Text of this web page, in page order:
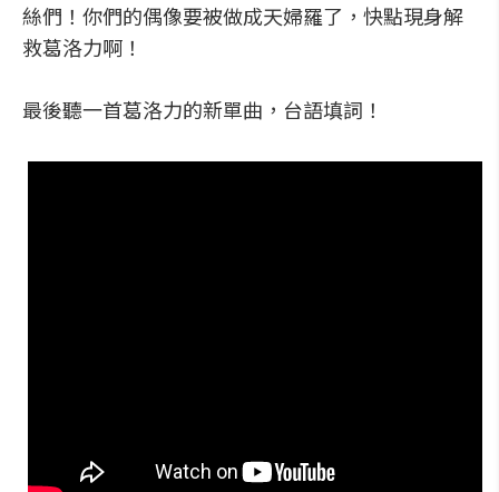
絲們！你們的偶像要被做成天婦羅了，快點現身解
救葛洛力啊！
最後聽一首葛洛力的新單曲，台語填詞！